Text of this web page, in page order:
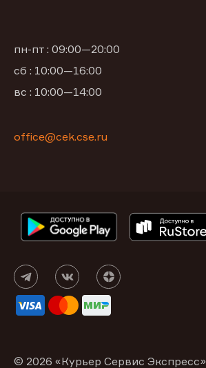
пн-пт : 09:00—20:00
сб : 10:00—16:00
вс : 10:00—14:00
office@cek.cse.ru
© 2026 «Курьер Сервис Экспресс»